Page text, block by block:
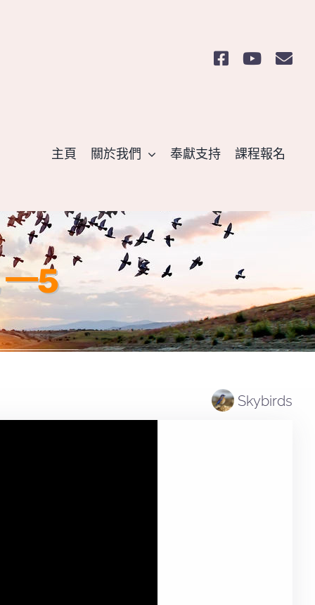
主頁 關於我們 奉獻支持 課程報名
5
Skybirds